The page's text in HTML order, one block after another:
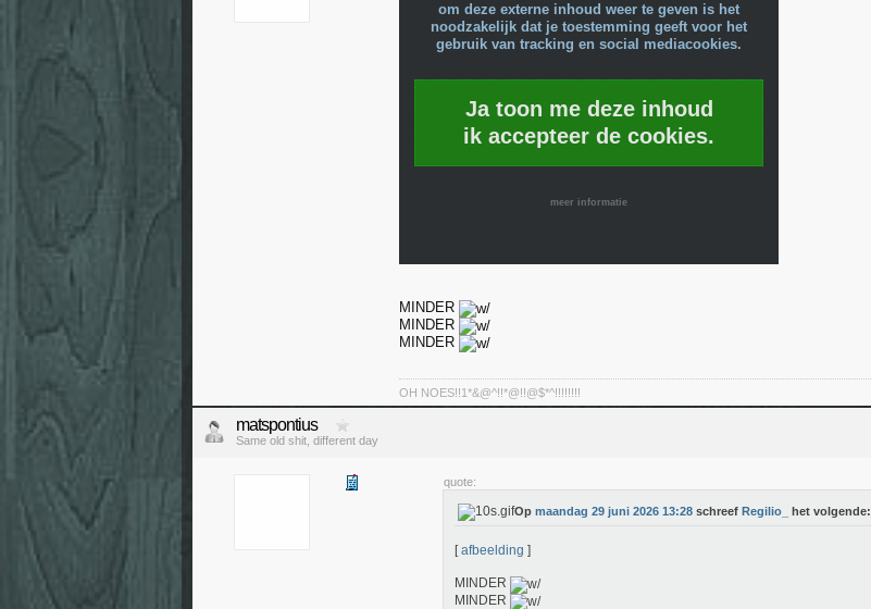
om deze externe inhoud weer te geven is het
noodzakelijk dat je toestemming geeft voor het
gebruik van tracking en social mediacookies.
Ja toon me deze inhoud
ik accepteer de cookies.
meer informatie
MINDER
MINDER
MINDER
OH NOES!!1*&@^!!*@!!@$*^!!!!!!!!
matspontius
Same old shit, different day
quote:
Op maandag 29 juni 2026 13:28 schreef Regilio_ het volgende:
[afbeelding ]
MINDER
MINDER